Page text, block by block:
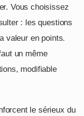
Vous choisissez
: les questions
valeur en points.
un même
modifiable
le sérieux du